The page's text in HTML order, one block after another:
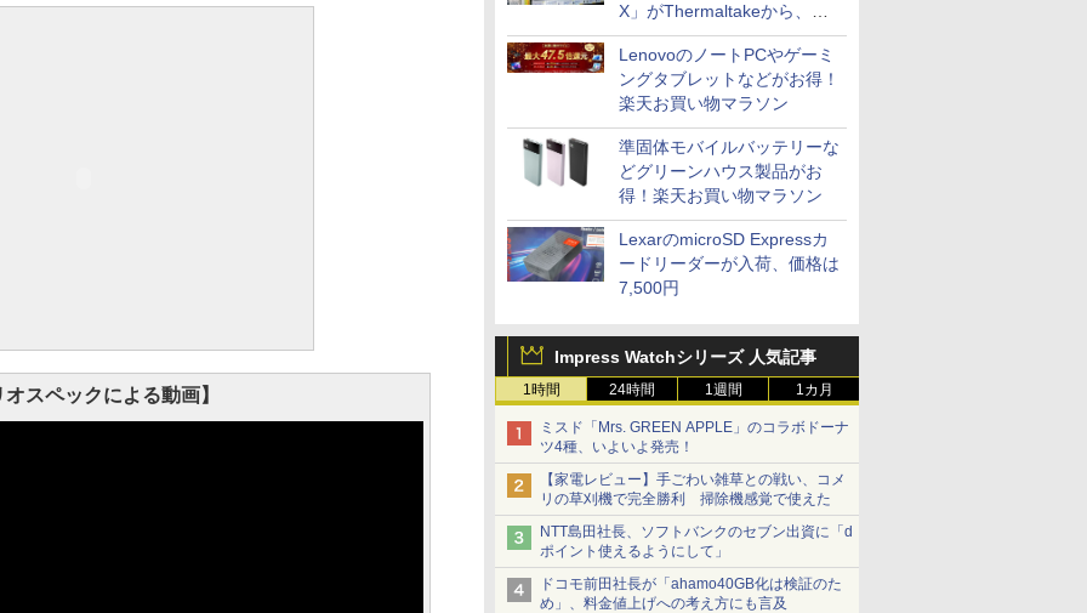
X」がThermaltakeから、カ
ラーは2色
LenovoのノートPCやゲーミ
ングタブレットなどがお得！
楽天お買い物マラソン
準固体モバイルバッテリーな
どグリーンハウス製品がお
得！楽天お買い物マラソン
LexarのmicroSD Expressカ
ードリーダーが入荷、価格は
7,500円
Impress Watchシリーズ 人気記事
1時間 24時間 1週間 1カ月
ミスド「Mrs. GREEN APPLE」のコラボドーナ
ツ4種、いよいよ発売！
【家電レビュー】手ごわい雑草との戦い、コメ
リの草刈機で完全勝利 掃除機感覚で使えた
NTT島田社長、ソフトバンクのセブン出資に「d
ポイント使えるようにして」
ドコモ前田社長が「ahamo40GB化は検証のた
め」、料金値上げへの考え方にも言及
スペックによる動画】